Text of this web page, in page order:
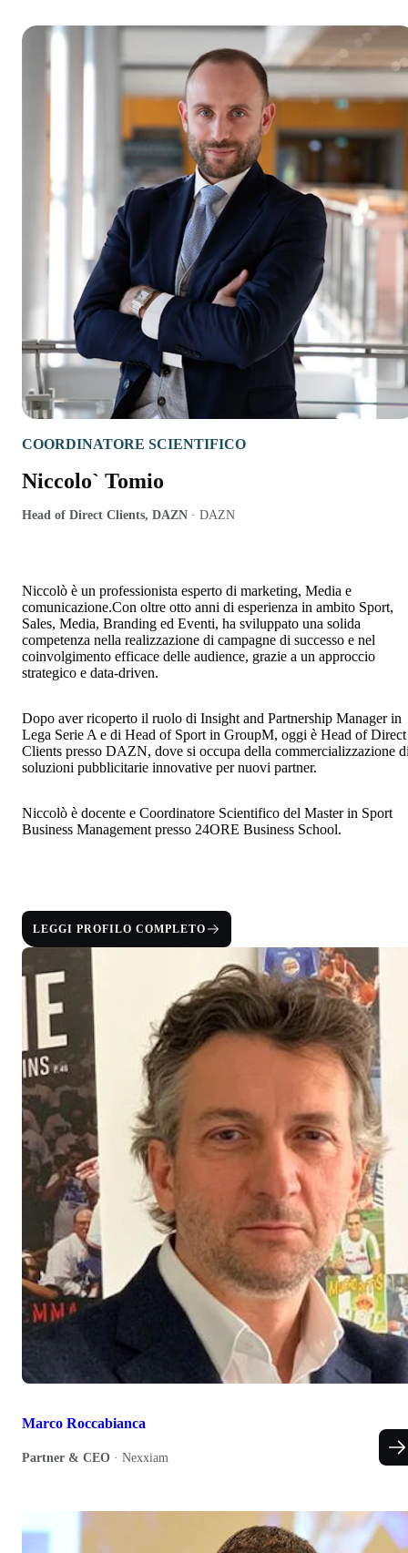
COORDINATORE SCIENTIFICO
Niccolo` Tomio
Head of Direct Clients, DAZN · DAZN
Niccolò è un professionista esperto di marketing, Media e
comunicazione.Con oltre otto anni di esperienza in ambito Sport,
Sales, Media, Branding ed Eventi, ha sviluppato una solida
competenza nella realizzazione di campagne di successo e nel
coinvolgimento efficace delle audience, grazie a un approccio
strategico e data-driven.
Dopo aver ricoperto il ruolo di Insight and Partnership Manager in
Lega Serie A e di Head of Sport in GroupM, oggi è Head of Direct
Clients presso DAZN, dove si occupa della commercializzazione
soluzioni pubblicitarie innovative per nuovi partner.
Niccolò è docente e Coordinatore Scientifico del Master in Sport
Business Management presso 24ORE Business School.
LEGGI PROFILO COMPLETO
Marco Roccabianca
Partner & CEO · Nexxiam